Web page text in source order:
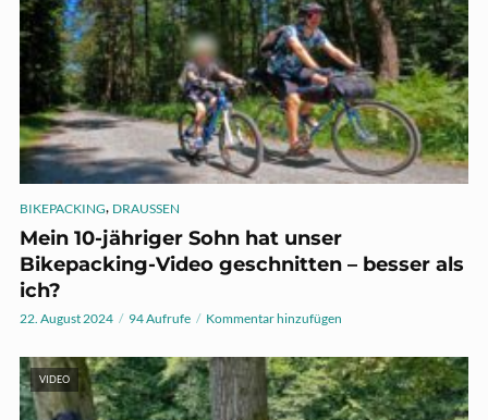
BIKEPACKING, DRAUSSEN
Mein 10-jähriger Sohn hat unser
Bikepacking-Video geschnitten – besser als
ich?
22. August 2024 94 Aufrufe Kommentar hinzufügen
VIDEO